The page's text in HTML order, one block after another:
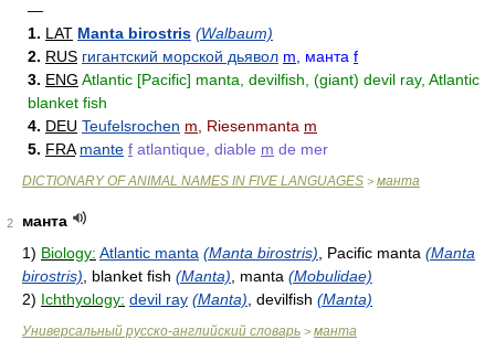
—
1. LAT Manta birostris (Walbaum)
2. RUS гигантский морской дьявол m , манта f
3. ENG Atlantic [Pacific] manta, devilfish, (giant) devil ray, Atlantic
blanket fish
4. DEU Teufelsrochen m , Riesenmanta m
5. FRA mante f atlantique, diable m de mer
DICTIONARY OF ANIMAL NAMES IN FIVE LANGUAGES > манта
2
манта
1) Biology: Atlantic manta (Manta birostris) , Pacific manta (Manta
birostris) , blanket fish (Manta) , manta (Mobulidae)
2) Ichthyology: devil ray (Manta) , devilfish (Manta)
Универсальный русско-английский словарь > манта